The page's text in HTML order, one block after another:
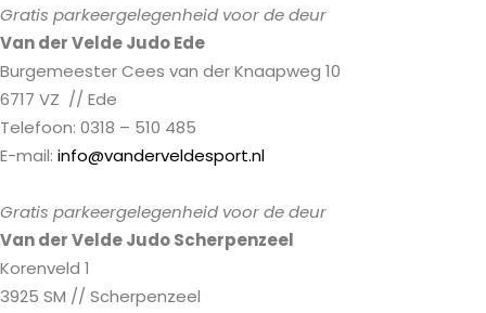
Gratis parkeergelegenheid voor de deur
Van der Velde Judo Ede
Burgemeester Cees van der Knaapweg 10
6717 VZ // Ede
Telefoon: 0318 – 510 485
E-mail: info@vanderveldesport.nl
Gratis parkeergelegenheid voor de deur
Van der Velde Judo Scherpenzeel
Korenveld 1
3925 SM // Scherpenzeel